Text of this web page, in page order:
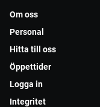
Om oss
Personal
Hitta till oss
Öppettider
Logga in
Integritet